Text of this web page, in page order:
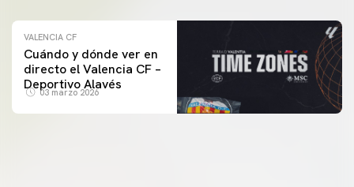
VALENCIA CF
Cuándo y dónde ver en
directo el Valencia CF –
Deportivo Alavés
03 marzo 2026